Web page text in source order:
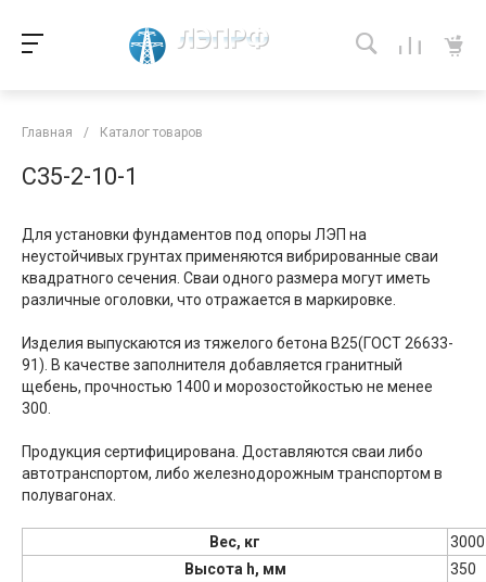
Главная / Каталог товаров
С35-2-10-1
Для установки фундаментов под опоры ЛЭП на
неустойчивых грунтах применяются вибрированные сваи
квадратного сечения. Сваи одного размера могут иметь
различные оголовки, что отражается в маркировке.
Изделия выпускаются из тяжелого бетона В25(ГОСТ 26633-
91). В качестве заполнителя добавляется гранитный
щебень, прочностью 1400 и морозостойкостью не менее
300.
Продукция сертифицирована. Доставляются сваи либо
автотранспортом, либо железнодорожным транспортом в
полувагонах.
Вес, кг
3000
Высота h, мм
350